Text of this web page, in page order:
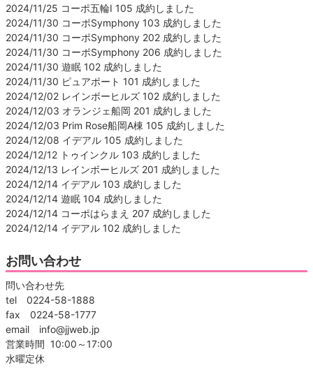
2024/11/25 コーポ五輪Ⅰ 105 成約しました
2024/11/30 コーポSymphony 103 成約しました
2024/11/30 コーポSymphony 202 成約しました
2024/11/30 コーポSymphony 206 成約しました
2024/11/30 遊眠 102 成約しました
2024/11/30 ピュアポート 101 成約しました
2024/12/02 レインボーヒルズ 102 成約しました
2024/12/03 オランジェ船岡 201 成約しました
2024/12/03 Prim Rose船岡A棟 105 成約しました
2024/12/08 イデアル 105 成約しました
2024/12/12 トゥインクル 103 成約しました
2024/12/13 レインボーヒルズ 201 成約しました
2024/12/14 イデアル 103 成約しました
2024/12/14 遊眠 104 成約しました
2024/12/14 コーポはらまえ 207 成約しました
2024/12/14 イデアル 102 成約しました
お問い合わせ
問い合わせ先
tel 0224-58-1888
fax 0224-58-1777
email info@jjweb.jp
営業時間 10:00～17:00
水曜定休